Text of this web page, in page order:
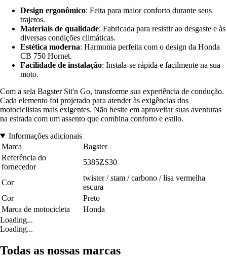
Design ergonômico: Feita para maior conforto durante seus
trajetos.
Materiais de qualidade: Fabricada para resistir ao desgaste e às
diversas condições climáticas.
Estética moderna: Harmonia perfeita com o design da Honda
CB 750 Hornet.
Facilidade de instalação: Instala-se rápida e facilmente na sua
moto.
Com a sela Bagster Sit'n Go, transforme sua experiência de condução.
Cada elemento foi projetado para atender às exigências dos
motociclistas mais exigentes. Não hesite em aproveitar suas aventuras
na estrada com um assento que combina conforto e estilo.
Informações adicionais
Marca
Bagster
Referência do
fornecedor
5385ZS30
Cor
twister / stam / carbono / lisa vermelha
escura
Cor
Preto
Marca de motocicleta
Honda
Loading...
Loading...
Todas as nossas marcas